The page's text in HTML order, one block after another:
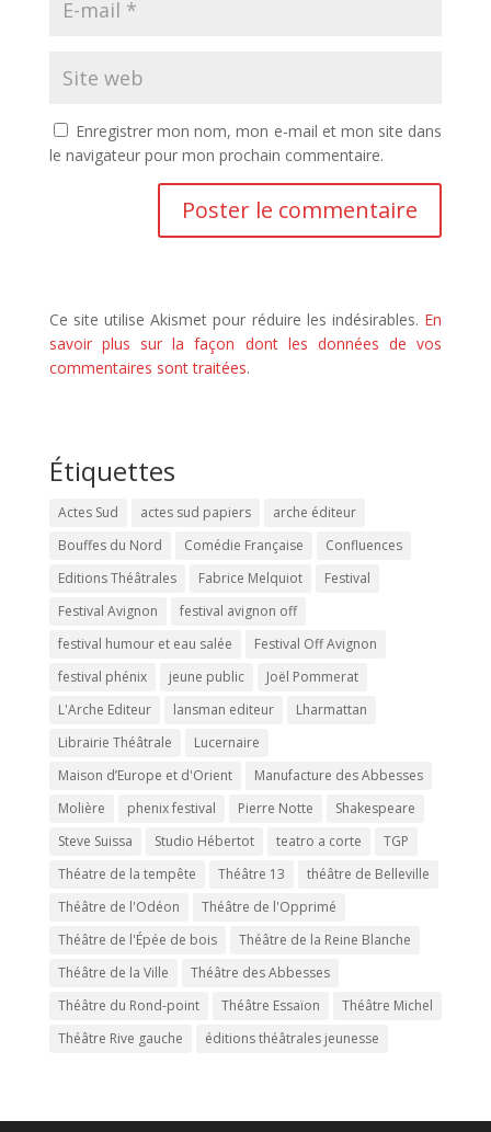
Enregistrer mon nom, mon e-mail et mon site dans
le navigateur pour mon prochain commentaire.
Ce site utilise Akismet pour réduire les indésirables. En
savoir plus sur la façon dont les données de vos
commentaires sont traitées.
Étiquettes
Actes Sud actes sud papiers
arche éditeur
Bouffes du Nord
Comédie Française
Confluences
Editions Théâtrales
Fabrice Melquiot
Festival
Festival Avignon
festival avignon off
festival humour et eau salée
Festival Off Avignon
festival phénix
jeune public
Joël Pommerat
L'Arche Editeur
lansman editeur
Lharmattan
Librairie Théâtrale
Lucernaire
Maison d’Europe et d'Orient
Manufacture des Abbesses
Molière
phenix festival Pierre Notte
Shakespeare
Steve Suissa
Studio Hébertot teatro a corte
TGP
Théatre de la tempête
Théâtre 13
théâtre de Belleville
Théâtre de l'Odéon
Théâtre de l'Opprimé
Théâtre de l'Épée de bois
Théâtre de la Reine Blanche
Théâtre de la Ville
Théâtre des Abbesses
Théâtre du Rond-point
Théâtre Essaïon
Théâtre Michel
Théâtre Rive gauche
éditions théâtrales jeunesse